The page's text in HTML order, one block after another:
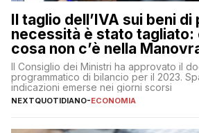
Il taglio dell’IVA sui beni di
necessità è stato tagliato:
cosa non c’è nella
Meloni
Il Consiglio dei Ministri ha approvato il
programmatico di bilancio per il 2023.
indicazioni emerse nei giorni scorsi
NEXTQUOTIDIANO-ECONOMIA